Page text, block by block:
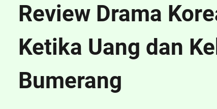
Review Drama
Ketika Uang dan
Bumerang